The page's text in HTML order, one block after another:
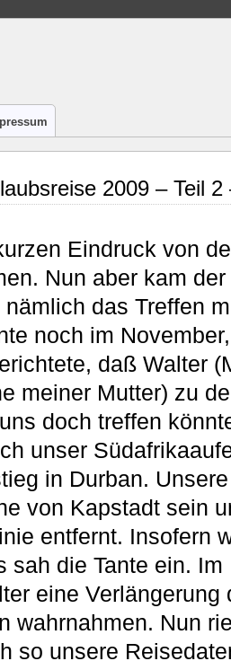
2009 – Teil
Eindruck von
Nun aber kam
das Treffen
noch im
daß Walter
meiner Mutter) zu
doch treffen
unser
in Durban.
von Kapstadt sein
entfernt. Insofern
sah die Tante ein.
eine Verlängerung
wahrnahmen. Nun
so unsere